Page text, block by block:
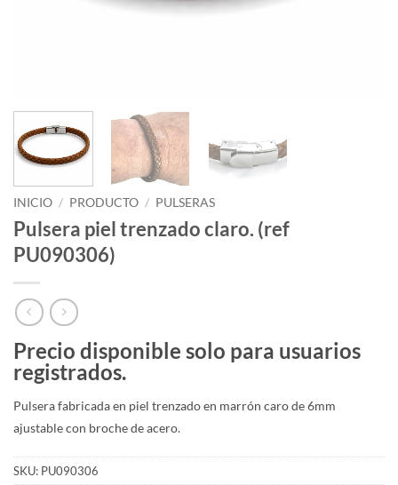
INICIO / PRODUCTO / PULSERAS
Pulsera piel trenzado claro. (ref
PU090306)
Precio disponible solo para usuarios
registrados.
Pulsera fabricada en piel trenzado en marrón caro de 6mm
ajustable con broche de acero.
SKU: PU090306